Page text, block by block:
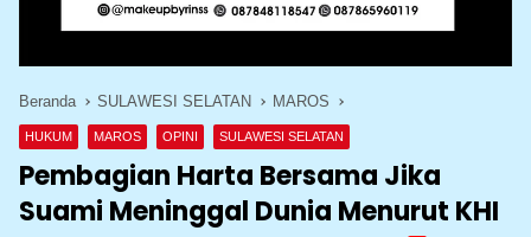
Beranda SULAWESI SELATAN MAROS
HUKUM MAROS OPINI SULAWESI SELATAN
Pembagian Harta Bersama Jika
Suami Meninggal Dunia Menurut KHI